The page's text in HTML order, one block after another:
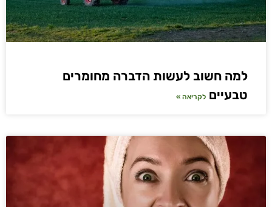
למה חשוב לעשות הדברה מחומרים
טבעיים לקריאה »